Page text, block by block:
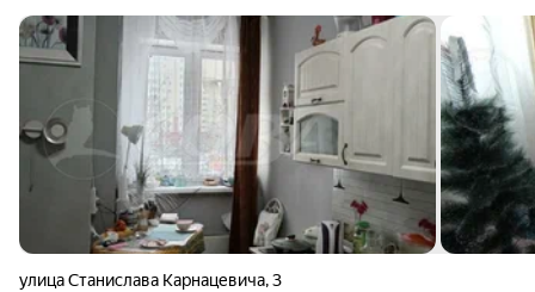
улица Станислава Карнацевича,3